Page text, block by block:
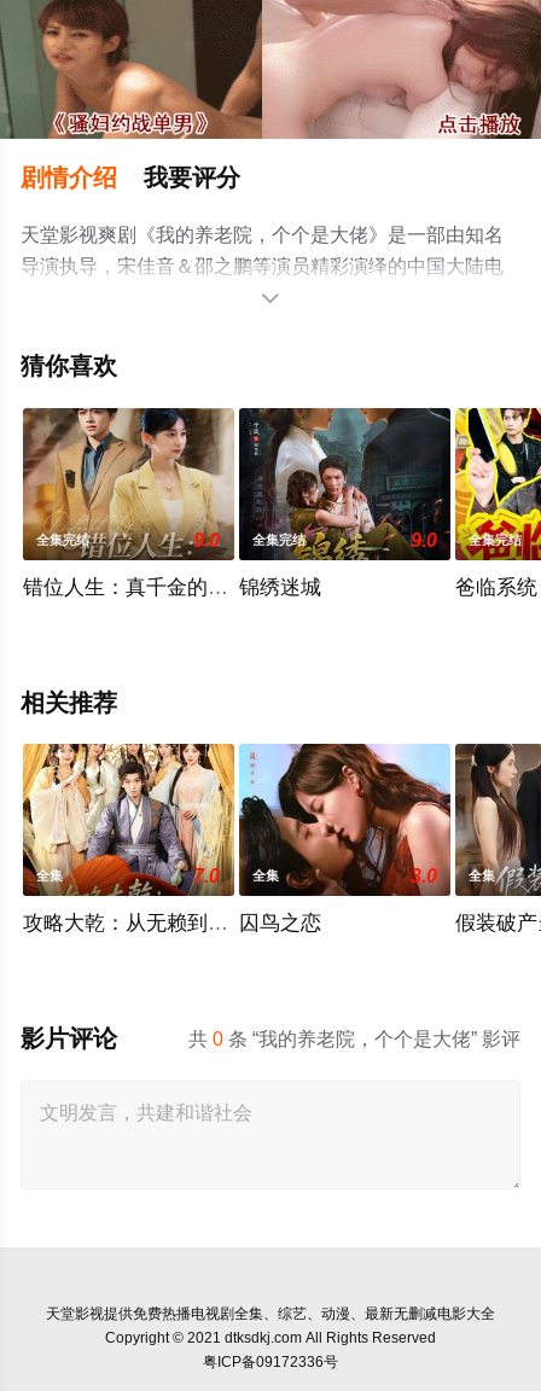
剧情介绍 我要评分
天堂影视爽剧《我的养老院，个个是大佬》是一部由知名
导演执导，宋佳音＆邵之鹏等演员精彩演绎的中国大陆电
视剧，大结局剧情已揭晓（全集完结），手机免费观看高
息可移步至豆瓣电视剧、电视猫或剧情网等平台了解。

猜你喜欢
全集完结 9.0
错位人生：真千金的归位反击
全集完结 9.0
锦绣迷城
全集完结
爸临系
相关推荐
全集 7.0
攻略大乾：从无赖到霸主
全集 3.0
囚鸟之恋
全集
假装破
共0 条 “我的养老院，个个是大佬” 影评
影片评论
天堂影视提供免费热播电视剧全集、综艺、动漫、最新无删减电影大全
Copyright © 2021 dtksdkj.com All Rights Reserved
粤ICP备09172336号